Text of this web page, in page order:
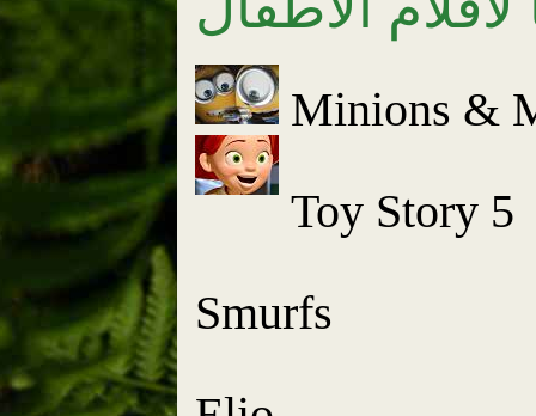
Minions &
Toy Story 5
Smurfs